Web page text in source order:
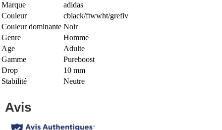
Marque
adidas
Couleur
cblack/ftwwht/grefiv
Couleur dominante Noir
Genre
Homme
Age
Adulte
Gamme
Pureboost
Drop
10 mm
Stabilité
Neutre